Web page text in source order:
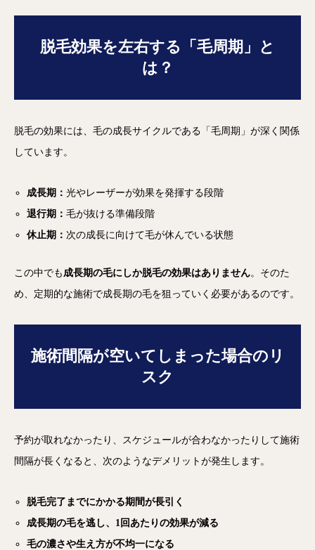
脱毛効果を左右する「毛周期」と
は？
脱毛の効果には、毛の成長サイクルである「毛周期」が深く関係
しています。
成長期：光やレーザーが効果を発揮する段階
退行期：毛が抜ける準備段階
休止期： 次の成長に向けて毛が休んでいる状態
この中でも成長期の毛にしか脱毛の効果はありません。そのた
め、定期的な施術で成長期の毛を狙っていく必要があるのです。
施術間隔が空いてしまった場合のリ
スク
予約が取れなかったり、スケジュールが合わなかったりして施術
間隔が長くなると、次のようなデメリットが発生します。
脱毛完了までにかかる期間が長引く
成長期の毛を逃し、1回あたりの効果が減る
毛の濃さや生え方が不均一になる